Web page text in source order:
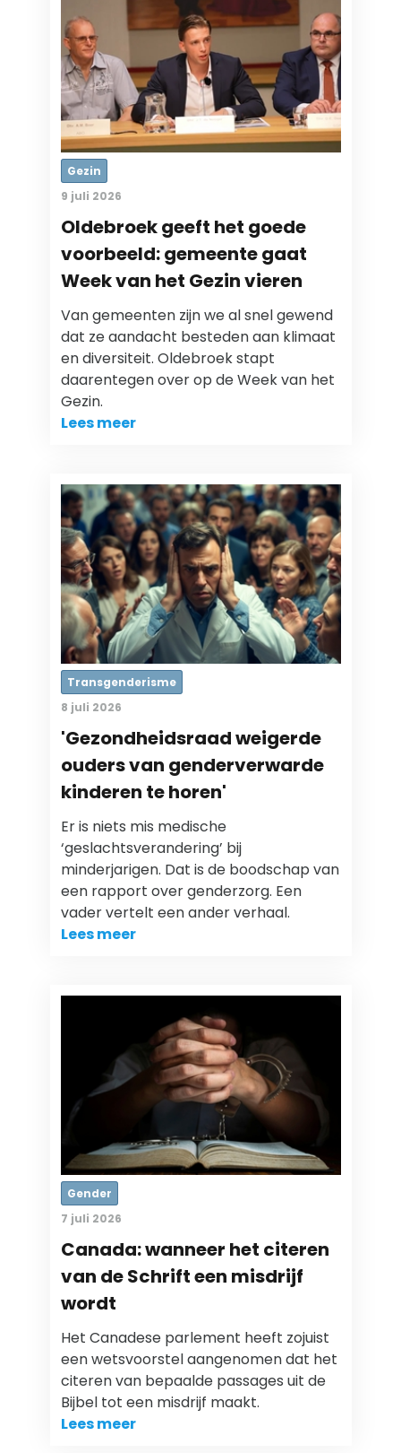
Gezin
9 juli 2026
Oldebroek geeft het goede
voorbeeld: gemeente gaat
Week van het Gezin vieren
Van gemeenten zijn we al snel gewend
dat ze aandacht besteden aan klimaat
en diversiteit. Oldebroek stapt
daarentegen over op de Week van het
Gezin.
Lees meer
Transgenderisme
8 juli 2026
'Gezondheidsraad weigerde
ouders van genderverwarde
kinderen te horen'
Er is niets mis medische
‘geslachtsverandering’ bij
minderjarigen. Dat is de boodschap van
een rapport over genderzorg. Een
vader vertelt een ander verhaal.
Lees meer
Gender
7 juli 2026
Canada: wanneer het citeren
van de Schrift een misdrijf
wordt
Het Canadese parlement heeft zojuist
een wetsvoorstel aangenomen dat het
citeren van bepaalde passages uit de
Bijbel tot een misdrijf maakt.
Lees meer